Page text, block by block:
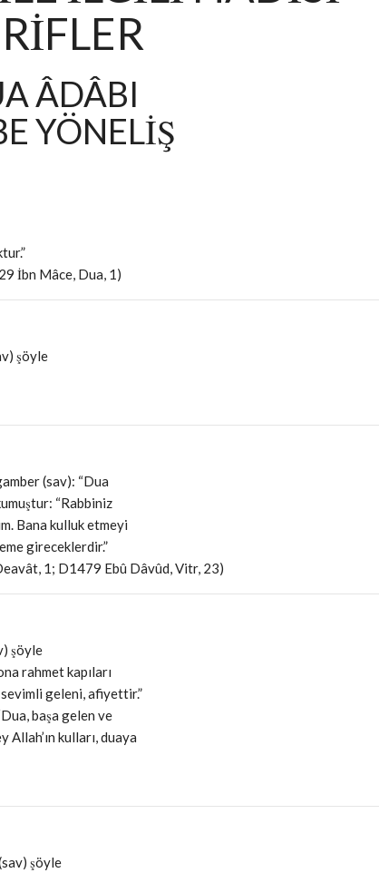
ÂDÂBI
YÖNELİŞ
İbn Mâce, Dua, 1)
şöyle
(sav): “Dua
“Rabbiniz
Bana kulluk etmeyi
gireceklerdir.”
1; D1479 Ebû Dâvûd, Vitr, 23)
şöyle
rahmet kapıları
sevimli geleni, afiyettir.”
başa gelen ve
kulları, duaya
şöyle